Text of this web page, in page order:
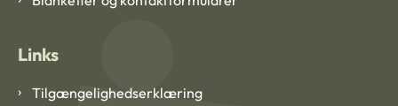
Links
Tilgængelighedserklæring